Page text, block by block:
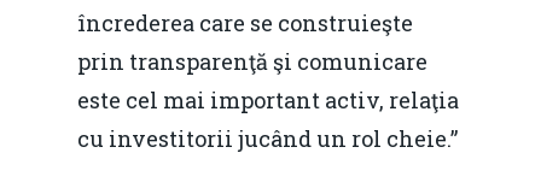
încrederea care se construieşte
prin transparenţă şi comunicare
este cel mai important activ, relaţia
cu investitorii jucând un rol cheie.”